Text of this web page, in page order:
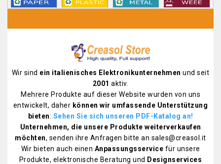
Wir sind ein italienisches Elektronikunternehmen und seit
2001 aktiv.
Mehrere Produkte auf dieser Website wurden von uns
entwickelt, daher können wir umfassende Unterstützung
bieten: Sehen Sie sich unseren PDF-Katalog an!
Unternehmen, die unsere Produkte weiterverkaufen
möchten, senden ihre Anfragen bitte an sales@creasol.it
Wir bieten auch einen Anpassungsservice für unsere
Produkte, elektronische Beratung und Designservices